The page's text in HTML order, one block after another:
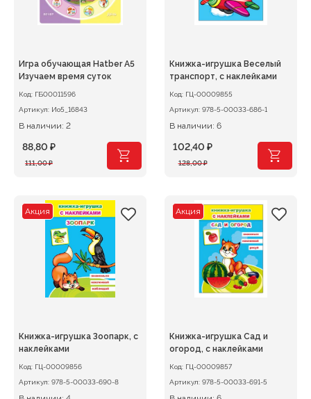
Игра обучающая Hatber А5
Изучаем время суток
Код: ГБ00011596
Артикул: Ио5_16843
В наличии: 2
111,00₽
Первоначальная
111,00 ₽.
88,80 ₽
Текущая
Книжка-игрушка Веселый
транспорт, с наклейками
Код: ГЦ-00009855
Артикул: 978-5-00033-686-1
В наличии: 6
128,00₽
Первоначальная
128,00 ₽.
102,40 ₽
Текущая
Акция
Книжка-игрушка Зоопарк, с
наклейками
Код: ГЦ-00009856
Артикул: 978-5-00033-690-8
Акция
Книжка-игрушка Сад и
огород, с наклейками
Код: ГЦ-00009857
Артикул: 978-5-00033-691-5